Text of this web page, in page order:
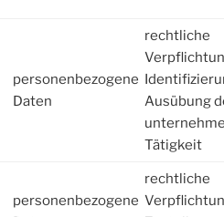
personenbezogene
Daten
rechtliche
Ausübung
Tätigkeit
personenbezogene
rechtliche